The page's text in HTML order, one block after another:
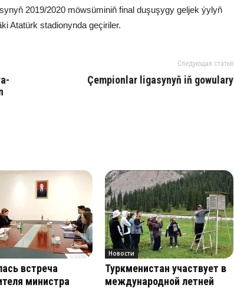
2019/2020 möw­sü­mi­niň fi­nal du­şu­şy­gy gel­jek ýy­lyň
Ata­türk sta­dio­nyn­da ge­çi­ri­ler.
Следующая статья
Çem­pi­on­lar li­ga­sy­nyň iň go­wu­la­ry
встреча
министра
Новости
Туркменистан участвует в
международной летней